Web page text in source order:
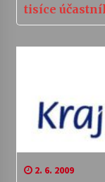
tisíce
2. 6. 2009